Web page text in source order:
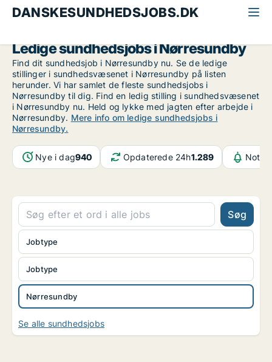
DANSKESUNDHEDSJOBS.DK
Ledige sundhedsjobs i Nørresundby
Find dit sundhedsjob i Nørresundby nu. Se de ledige
stillinger i sundhedsvæsenet i Nørresundby på listen
herunder. Vi har samlet de fleste sundhedsjobs i
Nørresundby til dig. Find en ledig stilling i sundhedsvæsenet
i Nørresundby nu. Held og lykke med jagten efter arbejde i
Nørresundby. Mere info om ledige sundhedsjobs i
Nørresundby.
Nye i dag940 Opdaterede 24h1.289
Søg
Jobtype
Nørresundby
Jobtype
Se alle sundhedsjobs